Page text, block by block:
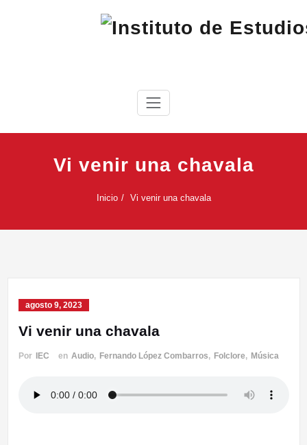
Instituto de Estudios Cabreireses
Vi venir una chavala
Inicio Vi venir una chavala
agosto 9, 2023
Vi venir una chavala
Por IEC en Audio, Fernando López Combarros, Folclore, Música